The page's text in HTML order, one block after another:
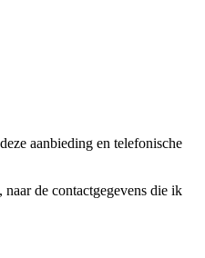
aanbieding en telefonische
de contactgegevens die ik